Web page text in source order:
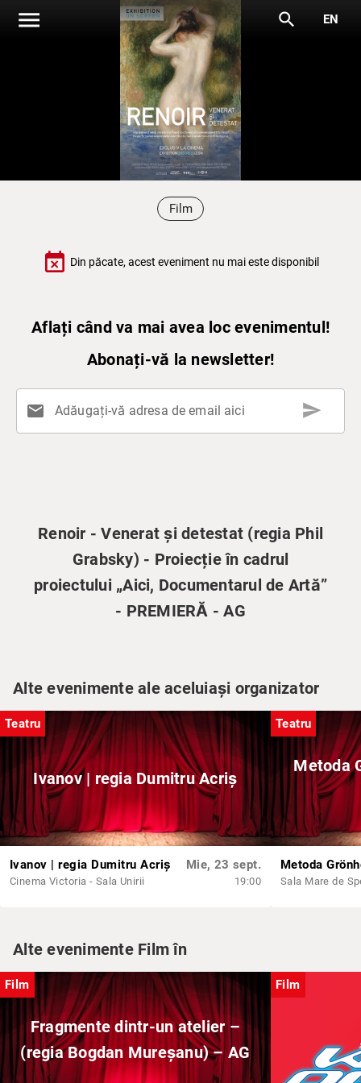
menu search EN
Film
event_busy Din păcate, acest eveniment nu mai este disponibil
Aflați când va mai avea loc evenimentul!
Abonați-vă la newsletter!
mail Adăugați-vă adresa de email aici send
Renoir - Venerat și detestat (regia Phil
Grabsky) - Proiecție în cadrul
proiectului „Aici, Documentarul de Artă”
- PREMIERĂ - AG
Alte evenimente ale aceluiași organizator
Teatru
Ivanov | regia Dumitru Acriș
Ivanov | regia Dumitru Acriș
Cinema Victoria - Sala Unirii
Mie, 23 sept.
19:00
Teatru
Metoda
Alte evenimente Film în
Film
Fragmente dintr-un atelier –
(regia Bogdan Mureșanu) – AG
Film